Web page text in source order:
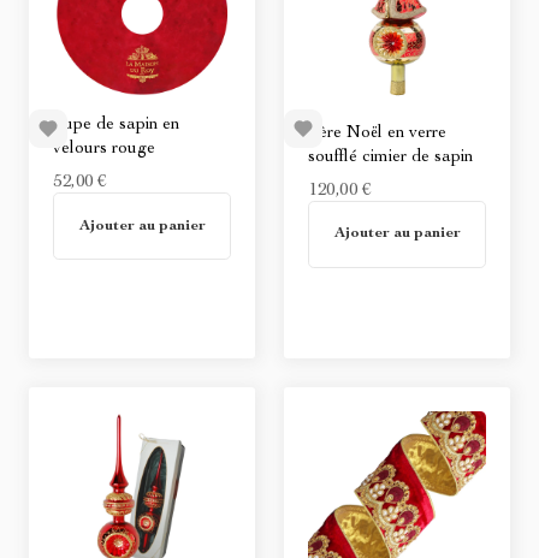
Jupe de sapin en
velours rouge
52,00 €
Ajouter au panier
Père Noël en verre
soufflé cimier de sapin
120,00 €
Non disponible
Ajouter au panier